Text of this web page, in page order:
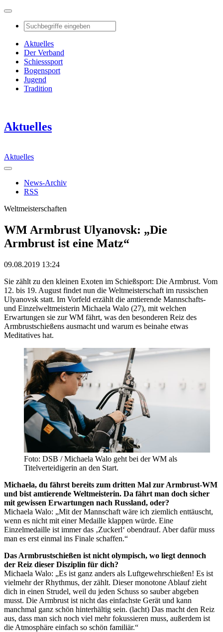
Aktuelles
Der Verband
Schiesssport
Bogensport
Jugend
Tradition
Aktuelles
Aktuelles
News-Archiv
RSS
Weltmeisterschaften
WM Armbrust Ulyanovsk: „Die
Armbrust ist eine Matz“
09.08.2019 13:24
Sie zählt zu den kleinen Exoten im Schießsport: Die Armbrust. Vom
12. bis 19. August findet nun die Weltmeisterschaft im russischen
Ulyanovsk statt. Im Vorfeld erzählt die amtierende Mannschafts-
und Einzelweltmeisterin Michaela Walo (27), mit welchen
Erwartungen sie zur WM fährt, was den besonderen Reiz des
Armbrustschießens ausmacht und warum es beinahe etwas
Meditatives hat.
Foto: DSB / Michaela Walo geht bei der WM als
Titelverteidigerin an den Start.
Michaela, du fährst bereits zum dritten Mal zur Armbrust-WM
und bist amtierende Weltmeisterin. Da fährt man doch sicher
mit gewissen Erwartungen nach Russland, oder?
Michaela Walo: „Mit der Mannschaft wäre ich ziemlich enttäuscht,
wenn es nicht mit einer Medaille klappen würde. Eine
Einzelmedaille ist immer das ‚Zuckerl‘ obendrauf. Aber dafür muss
man es erst einmal ins Finale schaffen.“
Das Armbrustschießen ist nicht olympisch, wo liegt dennoch
der Reiz dieser Disziplin für dich?
Michaela Walo: „Es ist ganz anders als Luftgewehrschießen! Es ist
vielmehr der Rhythmus, der zählt. Dieser monotone Ablauf zieht
dich in einen Strudel, weil du jeden Schuss so sauber abgeben
musst. Die Armbrust ist nicht das einfachste Gerät und kann
manchmal ganz schön hinterhältig sein. (lacht) Das macht den Reiz
aus, dass man sich noch viel mehr fokussieren muss, außerdem ist
die Atmosphäre einfach so schön familiär.“